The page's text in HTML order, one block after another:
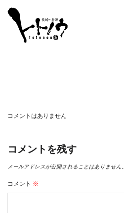
コメントはありません
コメントを残す
メールアドレスが公開されることはありません。
コメント ※